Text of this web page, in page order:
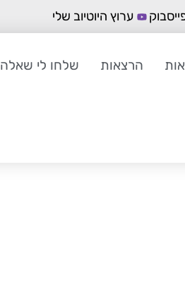
ערוץ היוטיוב שלי
הרצאות שלחו לי שאלה